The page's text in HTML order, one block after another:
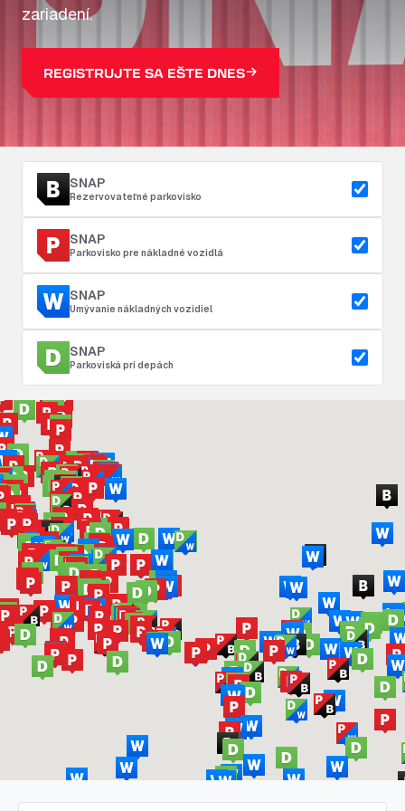
zariadení.
REGISTRUJTE SA EŠTE DNES
SNAP
Rezervovateľné parkovisko
SNAP
Parkovisko pre nákladné vozidlá
SNAP
Umývanie nákladných vozidiel
SNAP
Parkoviská pri depách